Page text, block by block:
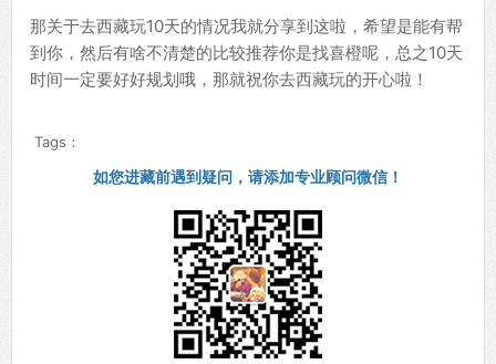
那关于去西藏玩10天的情况我就分享到这啦，希望是能有帮
到你，然后有啥不清楚的比较推荐你是找喜橙呢，总之10天
时间一定要好好规划哦，那就祝你去西藏玩的开心啦！
Tags：
如您进藏前遇到疑问，请添加专业顾问微信！